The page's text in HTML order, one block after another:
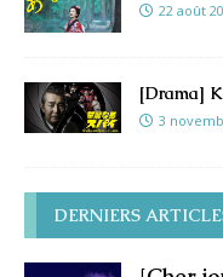
22 août
[Drama]
3
DERNIERS